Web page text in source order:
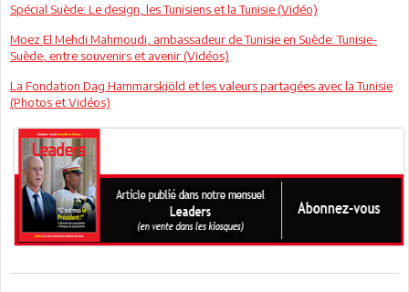
Spécial Suède: Le design, les Tunisiens et la Tunisie (Vidéo)
Moez El Mehdi Mahmoudi, ambassadeur de Tunisie en Suède: Tunisie-
Suède, entre souvenirs et avenir (Vidéos)
La Fondation Dag Hammarskjöld et les valeurs partagées avec la Tunisie
(Photos et Vidéos)